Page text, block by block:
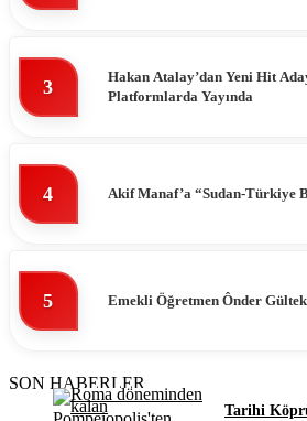
3
Hakan Atalay’dan Yeni Hit
Platformlarda Yayında
4 Akif Manaf’a “Sudan-Türkiye
5 Emekli Öğretmen Ônder
SON HABERLER
Tarihi